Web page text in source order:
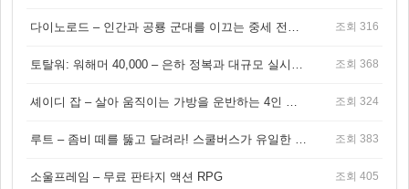
조회 316
조회 368
조회 324
조회 383
소울프레임 – 무료 판타지 액션 RPG 조회 405